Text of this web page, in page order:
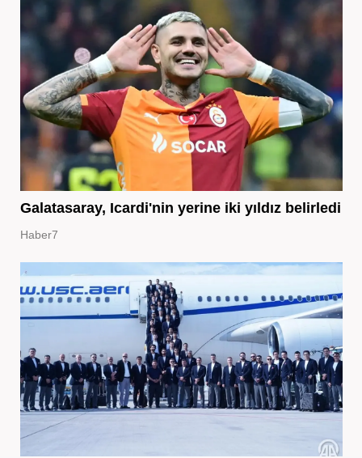
Galatasaray, Icardi'nin yerine iki yıldız belirledi
Haber7